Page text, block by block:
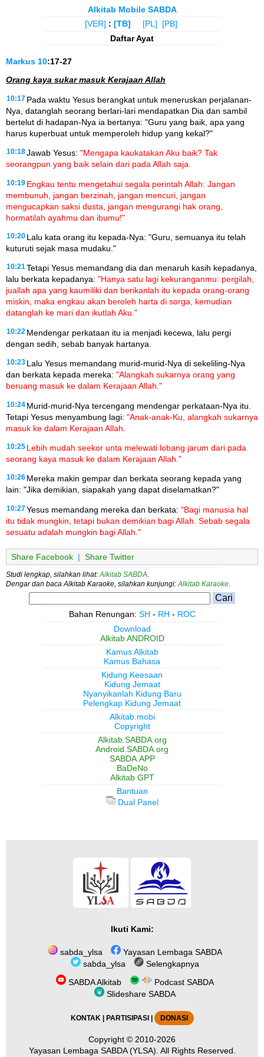
Alkitab Mobile SABDA
[VER] : [TB] [PL]
[PB]
Daftar Ayat
Markus 10:17-27
Orang kaya sukar masuk Kerajaan Allah
10:17 Pada waktu Yesus berangkat untuk meneruskan perjalanan-
Nya, datanglah seorang berlari-lari mendapatkan Dia dan sambil
bertelut di hadapan-Nya ia bertanya: "Guru yang baik, apa yang
harus kuperbuat untuk memperoleh hidup yang kekal?"
10:18Jawab Yesus: "Mengapa kaukatakan Aku baik? Tak
seorangpun yang baik selain dari pada Allah saja.
10:19 Engkau tentu mengetahui segala perintah Allah: Jangan
membunuh, jangan berzinah, jangan mencuri, jangan
mengucapkan saksi dusta, jangan mengurangi hak orang,
hormatilah ayahmu dan ibumu!"
10:20 Lalu kata orang itu kepada-Nya: "Guru, semuanya itu telah
kuturuti sejak masa mudaku."
10:21 Tetapi Yesus memandang dia dan menaruh kasih kepadanya,
lalu berkata kepadanya: "Hanya satu lagi kekuranganmu: pergilah,
juallah apa yang kaumiliki dan berikanlah itu kepada orang-orang
miskin, maka engkau akan beroleh harta di sorga, kemudian
datanglah ke mari dan ikutlah Aku."
10:22 Mendengar perkataan itu ia menjadi kecewa, lalu pergi
dengan sedih, sebab banyak hartanya.
10:23 Lalu Yesus memandang murid-murid-Nya di sekeliling-Nya
dan berkata kepada mereka: "Alangkah sukarnya orang yang
beruang masuk ke dalam Kerajaan Allah."
10:24 Murid-murid-Nya tercengang mendengar perkataan-Nya itu.
Tetapi Yesus menyambung lagi: "Anak-anak-Ku, alangkah sukarnya
masuk ke dalam Kerajaan Allah.
10:25 Lebih mudah seekor unta melewati lobang jarum dari pada
seorang kaya masuk ke dalam Kerajaan Allah."
10:26 Mereka makin gempar dan berkata seorang kepada yang
lain: "Jika demikian, siapakah yang dapat diselamatkan?"
10:27Yesus memandang mereka dan berkata: "Bagi manusia hal
itu tidak mungkin, tetapi bukan demikian bagi Allah. Sebab segala
sesuatu adalah mungkin bagi Allah."
Share Facebook | Share Twitter
Studi lengkap, silahkan lihat: Alkitab SABDA
Dengar dan baca Alkitab Karaoke, silahkan kunjungi: Alkitab Karaoke
Bahan Renungan: SH - RH - ROC
Download
Alkitab ANDROID
Kamus Alkitab
Kamus Bahasa
Kidung Keesaan
Kidung Jemaat
Nyanyikanlah Kidung Baru
Pelengkap Kidung Jemaat
Alkitab.mobi
Copyright
Alkitab.SABDA.org
Android.SABDA.org
SABDA.APP
BaDeNo
Alkitab GPT
Bantuan
Dual Panel
Ikuti Kami:
sabda_ylsa
Yayasan Lembaga SABDA
sabda_ylsa
Selengkapnya
SABDA Alkitab
Podcast SABDA
Slideshare SABDA
KONTAK | PARTISIPASI| DONASI
Copyright © 2010-2026
Yayasan Lembaga SABDA (YLSA). All Rights Reserved.